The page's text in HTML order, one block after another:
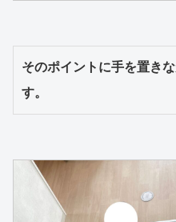
そのポイントに手を置き
す。